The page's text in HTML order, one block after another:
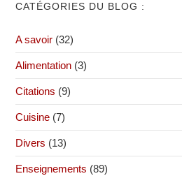
CATÉGORIES DU BLOG :
A savoir (32)
Alimentation (3)
Citations (9)
Cuisine (7)
Divers (13)
Enseignements (89)